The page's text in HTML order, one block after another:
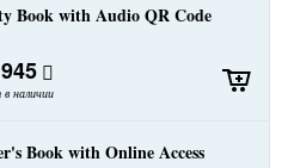
Book with Audio QR Code
наличии
Book with Online Access